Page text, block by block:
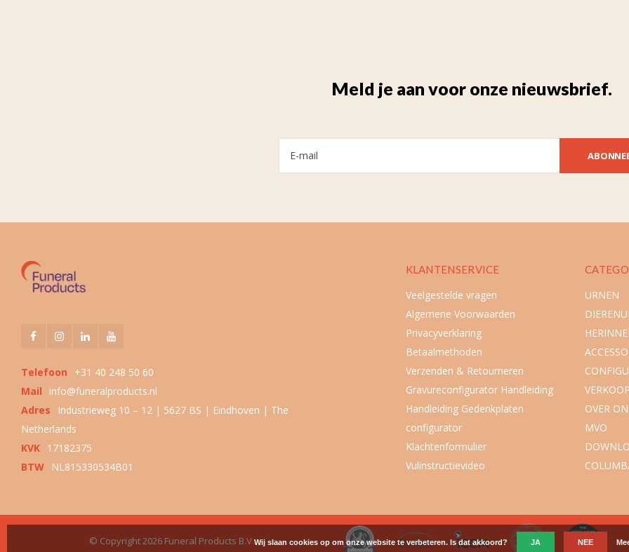
Meld je aan voor onze nieuwsbrief.
Telefoon
+31 40 248 50 60
Mail
info@funeralproducts.nl
Adres
Industrieweg 10 – 12 | 5627 BS | Eindhoven | The
Netherlands
KVK 17182375
BTW
NL815330534B01
KLANTENSERVICE
Veelgestelde vragen
Algemene Voorwaarden
Privacyverklaring
Betaalmethoden
Verzenden & Retourneren
Gravureconfigurator Handleiding
Handleiding Gedenkplaten
configurator
Klachtenformulier
Vulinstructievideo
URNEN
OVER
MVO
© Copyright 2026 Funeral Products B.V.Wij slaan cookies op om onze website te verbeteren. Is dat akkoord? JA NEE